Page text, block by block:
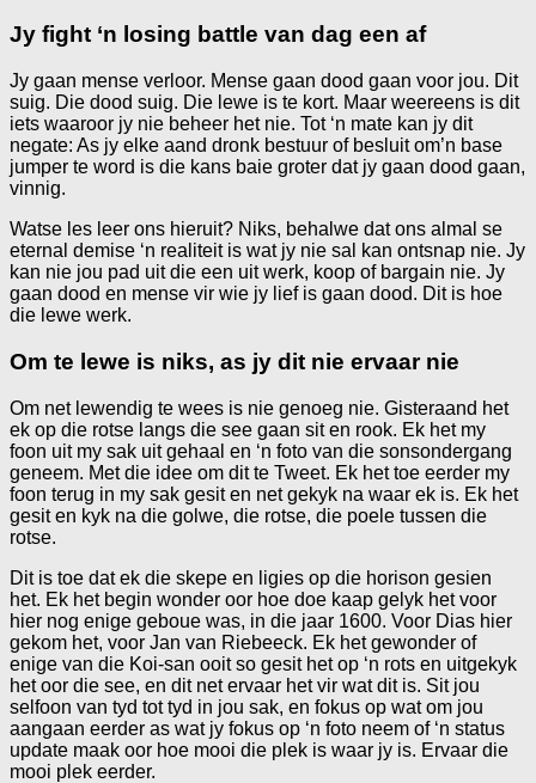
Jy fight ‘n losing battle van dag een af
Jy gaan mense verloor. Mense gaan dood gaan voor jou. Dit
suig. Die dood suig. Die lewe is te kort. Maar weereens is dit
iets waaroor jy nie beheer het nie. Tot ‘n mate kan jy dit
negate: As jy elke aand dronk bestuur of besluit om’n base
jumper te word is die kans baie groter dat jy gaan dood gaan,
vinnig.
Watse les leer ons hieruit? Niks, behalwe dat ons almal se
eternal demise ‘n realiteit is wat jy nie sal kan ontsnap nie. Jy
kan nie jou pad uit die een uit werk, koop of bargain nie. Jy
gaan dood en mense vir wie jy lief is gaan dood. Dit is hoe
die lewe werk.
Om te lewe is niks, as jy dit nie ervaar nie
Om net lewendig te wees is nie genoeg nie. Gisteraand het
ek op die rotse langs die see gaan sit en rook. Ek het my
foon uit my sak uit gehaal en ‘n foto van die sonsondergang
geneem. Met die idee om dit te Tweet. Ek het toe eerder my
foon terug in my sak gesit en net gekyk na waar ek is. Ek het
gesit en kyk na die golwe, die rotse, die poele tussen die
rotse.
Dit is toe dat ek die skepe en ligies op die horison gesien
het. Ek het begin wonder oor hoe doe kaap gelyk het voor
hier nog enige geboue was, in die jaar 1600. Voor Dias hier
gekom het, voor Jan van Riebeeck. Ek het gewonder of
enige van die Koi-san ooit so gesit het op ‘n rots en uitgekyk
het oor die see, en dit net ervaar het vir wat dit is. Sit jou
selfoon van tyd tot tyd in jou sak, en fokus op wat om jou
aangaan eerder as wat jy fokus op ‘n foto neem of ‘n status
update maak oor hoe mooi die plek is waar jy is. Ervaar die
mooi plek eerder.